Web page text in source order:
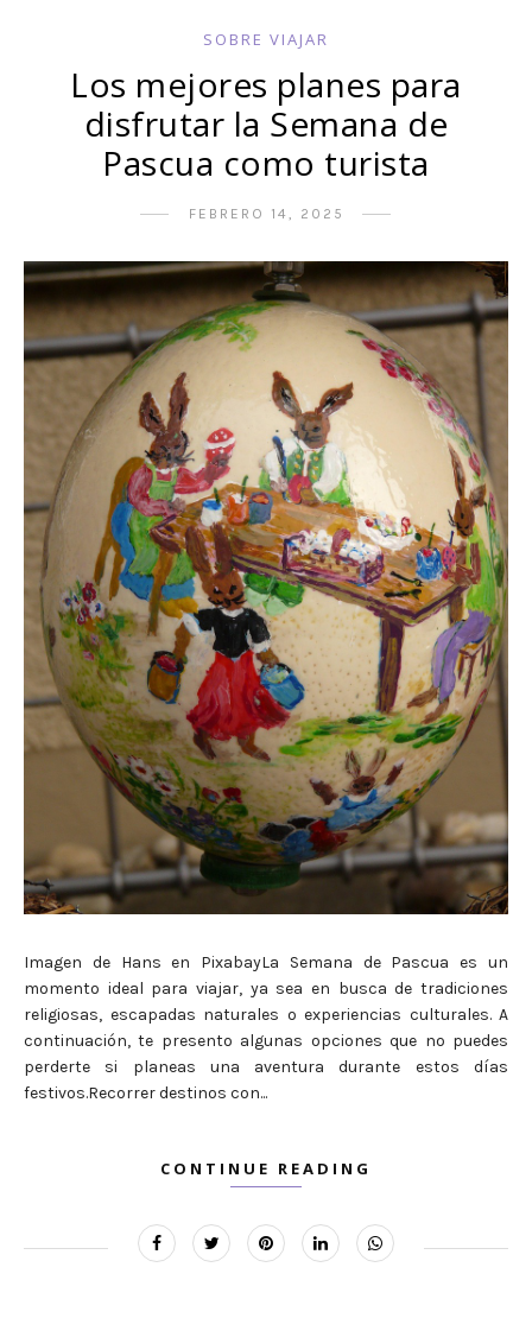
SOBRE VIAJAR
Los mejores planes para
disfrutar la Semana de
Pascua como turista
FEBRERO 14, 2025
Imagen de Hans en PixabayLa Semana de Pascua es un
momento ideal para viajar, ya sea en busca de tradiciones
religiosas, escapadas naturales o experiencias culturales. A
continuación, te presento algunas opciones que no puedes
perderte si planeas una aventura durante estos días
festivos.Recorrer destinos con...
CONTINUE READING